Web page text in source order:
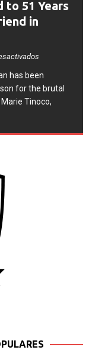
to 51 Years
in
has been
for the brutal
Tinoco,